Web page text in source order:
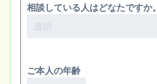
相談している人はどなたですか。
ご本人の年齢